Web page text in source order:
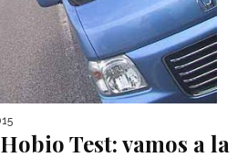
Test: vamos a la